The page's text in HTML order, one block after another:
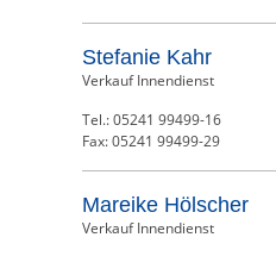
Stefanie Kahr
Verkauf Innendienst
Tel.: 05241 99499-16
Fax: 05241 99499-29
Mareike Hölscher
Verkauf Innendienst